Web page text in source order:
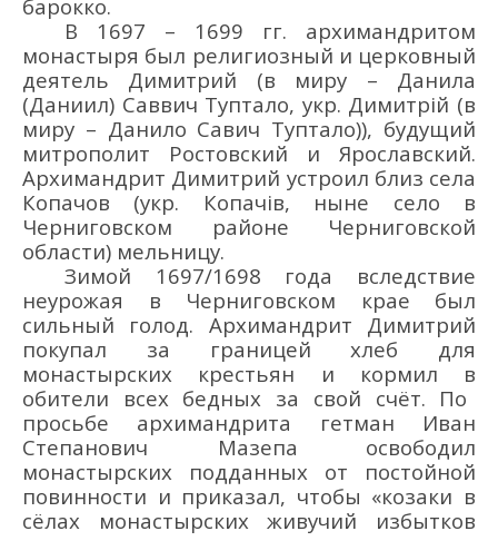
барокко.
В 1697 – 1699 гг. архимандритом
монастыря был религиозный и церковный
деятель Димитрий (в миру – Данила
(Даниил) Саввич Туптало, укр. Димитрій (в
миру – Данило Савич Туптало)), будущий
митрополит Ростовский и Ярославский.
Архимандрит Димитрий устроил близ села
Копачов (укр. Копачів, ныне село в
Черниговском районе Черниговской
области) мельницу.
Зимой 1697/1698 года вследствие
неурожая в Черниговском крае был
сильный голод. Архимандрит Димитрий
покупал за границей хлеб для
монастырских крестьян и кормил в
обители всех бедных за свой счёт. По
просьбе архимандрита гетман Иван
Степанович Мазепа
освободил
монастырских подданных от постойной
повинности и приказал, чтобы «козаки в
сёлах монастырских живучий избытков